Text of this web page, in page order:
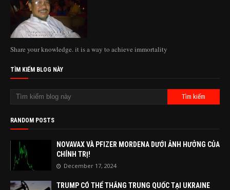
Share your knowledge. it is a way to achieve immortality
TÌM KIẾM BLOG NÀY
RANDOM POSTS
NOVAVAX VÀ PFIZER MORDENA DƯỚI ẢNH HƯỞNG CỦA
CHÍNH TRỊ!
December 17, 2024
TRUMP CÓ THỂ THẮNG TRUNG QUỐC TẠI UKRAINE